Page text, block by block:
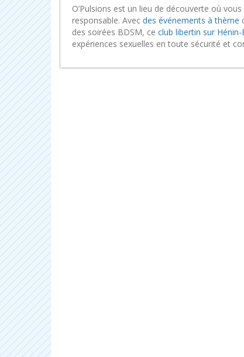
O’Pulsions est un lieu de découverte où
responsable. Avec des événements à thème
des soirées BDSM, ce club libertin sur
expériences sexuelles en toute sécurité et